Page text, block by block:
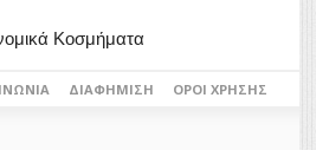
Κοσμήματα
ΔΙΑΦΉΜΙΣΗ ΌΡΟΙ ΧΡΉΣΗΣ